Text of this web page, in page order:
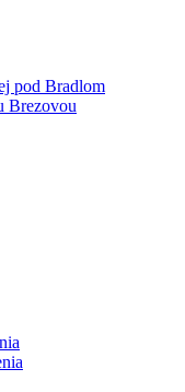
pod Bradlom
Brezovou